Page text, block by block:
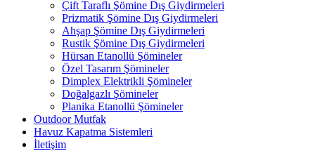
Çift Taraflı Şömine Dış Giydirmeleri
Prizmatik Şömine Dış Giydirmeleri
Ahşap Şömine Dış Giydirmeleri
Rustik Şömine Dış Giydirmeleri
Hürsan Etanollü Şömineler
Özel Tasarım Şömineler
Dimplex Elektrikli Şömineler
Doğalgazlı Şömineler
Planika Etanollü Şömineler
Outdoor Mutfak
Havuz Kapatma Sistemleri
İletişim